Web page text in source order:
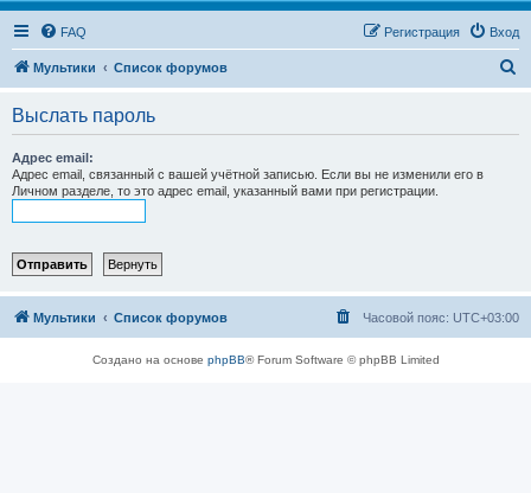
FAQ Вход
Регистрация
Мультики Список форумов
Выслать пароль
Адрес email:
Адрес email, связанный с вашей учётной записью. Если вы не изменили его в
Личном разделе, то это адрес email, указанный вами при регистрации.
Мультики Список форумов Часовой пояс: UTC+03:00
Создано на основе phpBB® Forum Software © phpBB Limited